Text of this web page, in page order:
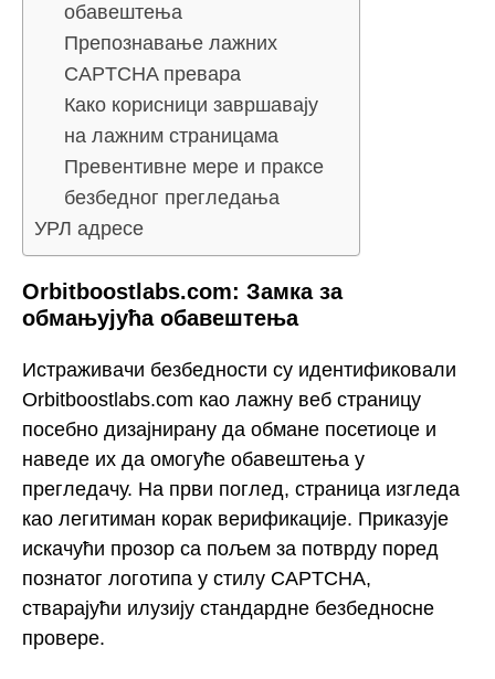
обавештења
Препознавање лажних
CAPTCHA превара
Како корисници завршавају
на лажним страницама
Превентивне мере и праксе
безбедног прегледања
УРЛ адресе
Orbitboostlabs.com: Замка за
обмањујућа обавештења
Истраживачи безбедности су идентификовали
Orbitboostlabs.com као лажну веб страницу
посебно дизајнирану да обмане посетиоце и
наведе их да омогуће обавештења у
прегледачу. На први поглед, страница изгледа
као легитиман корак верификације. Приказује
искачући прозор са пољем за потврду поред
познатог логотипа у стилу CAPTCHA,
стварајући илузију стандардне безбедносне
провере.